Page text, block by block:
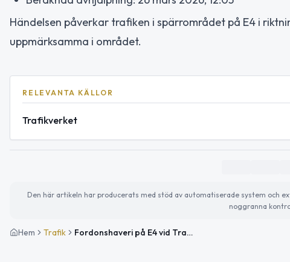
Händelsen påverkar trafiken i spärrområdet på E4 i
uppmärksamma i området.
RELEVANTA KÄLLOR
Trafikverket
Den här artikeln har producerats med stöd av automatiserade system och
noggranna
Hem Trafik Fordonshaveri på E4 vid Trafikplats Tomteboda i riktning mot Södertälje